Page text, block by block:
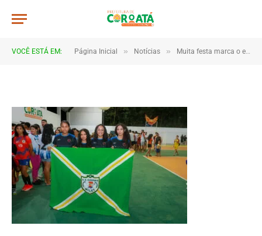
VOCÊ ESTÁ EM: Página Inicial » Notícias » Muita festa marca o encerramento dos Jogos Escolares 2025 em Coroatá
IMG_0034